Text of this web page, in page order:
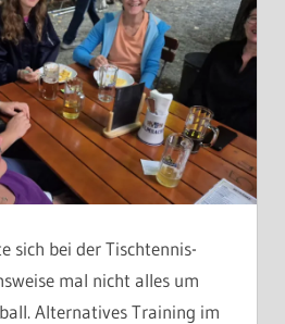
sich bei der Tischtennis-
mal nicht alles um
Alternatives Training im